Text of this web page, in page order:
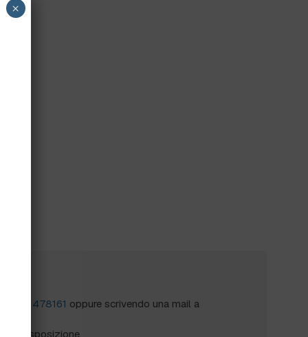
0172 478161 oppure scrivendo una mail a
×